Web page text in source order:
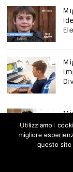
Utilizziamo i
migliore
questo sito